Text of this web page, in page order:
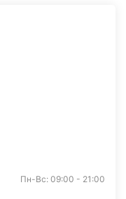
Пн-Вс: 09:00 - 21:00